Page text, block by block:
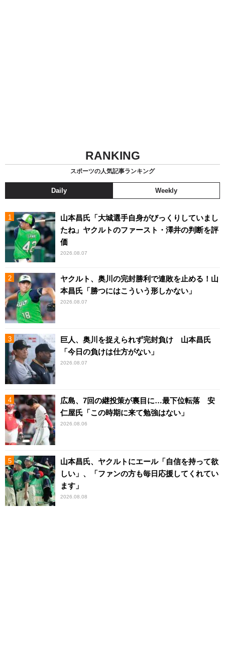
RANKING
スポーツの人気記事ランキング
Daily Weekly
山本昌氏「大城選手自身がびっくりしていまし
たね」ヤクルトのファースト・澤井の判断を評
価
2026.08.07
ヤクルト、奥川の完封勝利で連敗を止める！山
本昌氏「勝つにはこういう形しかない」
2026.08.07
巨人、奥川を捉えられず完封負け 山本昌氏
「今日の負けは仕方がない」
2026.08.07
広島、7回の継投策が裏目に…最下位転落 安
仁屋氏「この時期に来て勉強はない」
2026.08.06
山本昌氏、ヤクルトにエール「自信を持って欲
しい」、「ファンの方も毎日応援してくれてい
ます」
2026.08.08